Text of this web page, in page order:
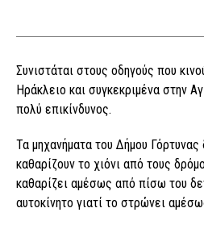
Συνιστάται στους οδηγούς που
Ηράκλειο και συγκεκριμένα στην
πολύ επικίνδυνος.
Τα μηχανήματα του Δήμου
καθαρίζουν το χιόνι από τους
καθαρίζει αμέσως από πίσω του
αυτοκίνητο γιατί το στρώνει